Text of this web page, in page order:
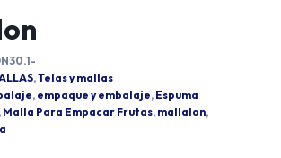
,Telas y mallas
, empaque y embalaje, Espuma
, Malla Para Empacar Frutas, mallalon,